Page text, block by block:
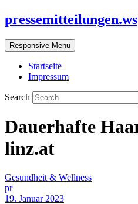
pressemitteilungen.ws
Responsive Menu
Startseite
Impressum
Search
Dauerhafte
linz.at
Gesundheit & Wellness
pr
19. Januar 2023